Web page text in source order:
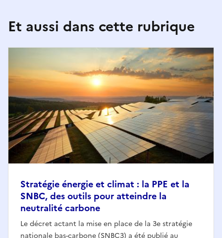
Et aussi dans cette rubrique
Stratégie énergie et climat : la PPE et la
SNBC, des outils pour atteindre la
neutralité carbone
Le décret actant la mise en place de la 3e stratégie
nationale bas-carbone (SNBC3) a été publié au